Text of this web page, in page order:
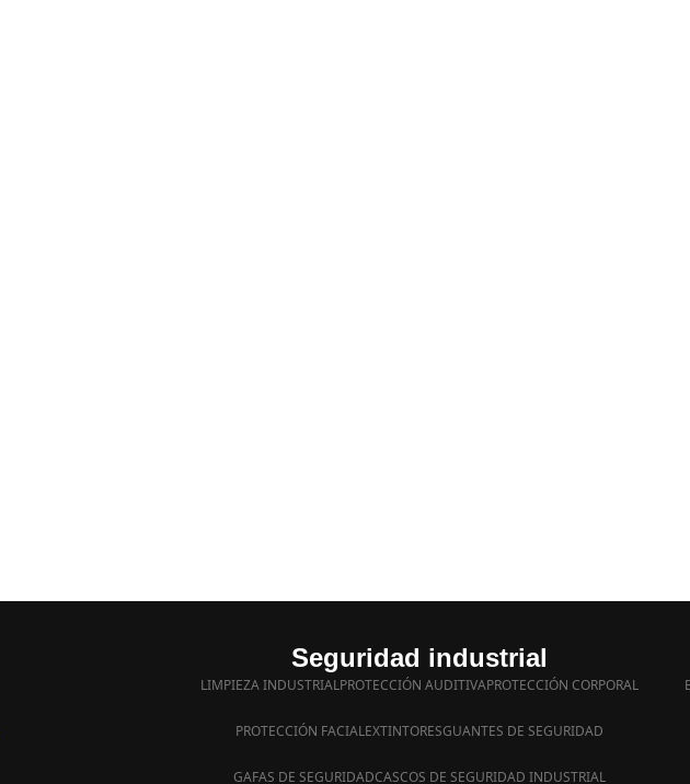
Seguridad industrial
LIMPIEZA INDUSTRIALPROTECCIÓN AUDITIVAPROTECCIÓN CORPORAL
PROTECCIÓN FACIALEXTINTORESGUANTES DE SEGURIDAD
GAFAS DE SEGURIDADCASCOS DE SEGURIDAD INDUSTRIAL